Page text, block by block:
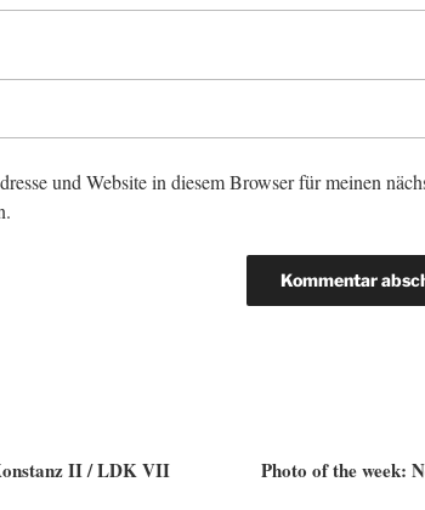
und Website in diesem Browser für meinen
II / LDK VII
Photo of the week: